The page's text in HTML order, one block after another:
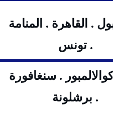
. القاهرة . المنامة
. تونس
. سنغافورة
. برشلونة